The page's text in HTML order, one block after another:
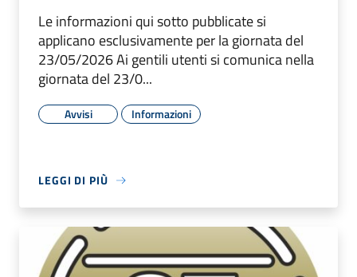
Le informazioni qui sotto pubblicate si
applicano esclusivamente per la giornata del
23/05/2026 Ai gentili utenti si comunica nella
giornata del 23/0...
Avvisi Informazioni
LEGGI DI PIÙ